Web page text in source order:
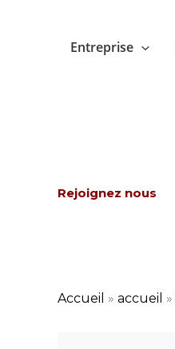
Entreprise
Rejoignez nous
Accueil » accueil »